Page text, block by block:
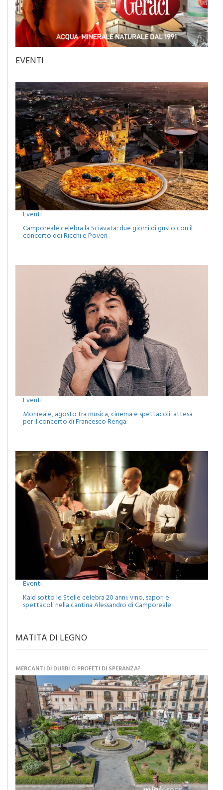
EVENTI
Eventi
Camporeale celebra la Sciavata: due giorni di gusto con il
concerto dei Ricchi e Poveri
Eventi
Monreale, agosto tra musica, cinema e spettacoli: attesa
per il concerto di Francesco Renga
Eventi
Kaid sotto le Stelle celebra 20 anni: vino, sapori e
spettacoli nella cantina Alessandro di Camporeale
MATITA DI LEGNO
MERCANTI DI DUBBI O PROFETI DI SPERANZA?